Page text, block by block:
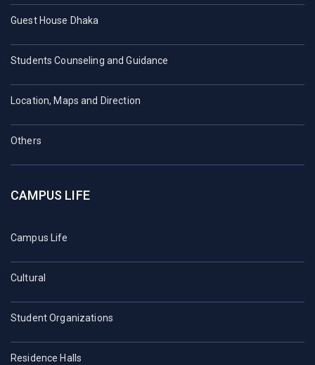
Guest House Dhaka
Students Counseling and Guidance
Location, Maps and Direction
Others
CAMPUS LIFE
Campus Life
Cultural
Student Organizations
Residence Halls